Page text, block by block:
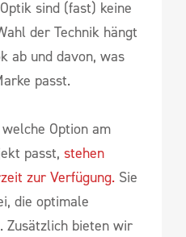
sind (fast) keine
der Technik hängt
ab und davon, was
passt.
Option am
passt, stehen
zur Verfügung. Sie
die optimale
Zusätzlich bieten wir